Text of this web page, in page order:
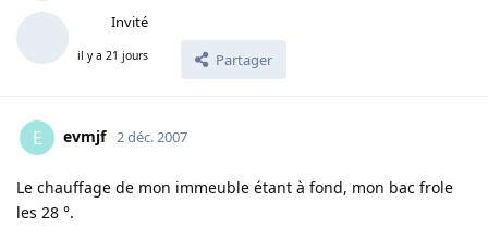
Invité
il y a 21 jours Partager
E evmjf 2 déc. 2007
Le chauffage de mon immeuble étant à fond, mon bac frole
les 28 °.